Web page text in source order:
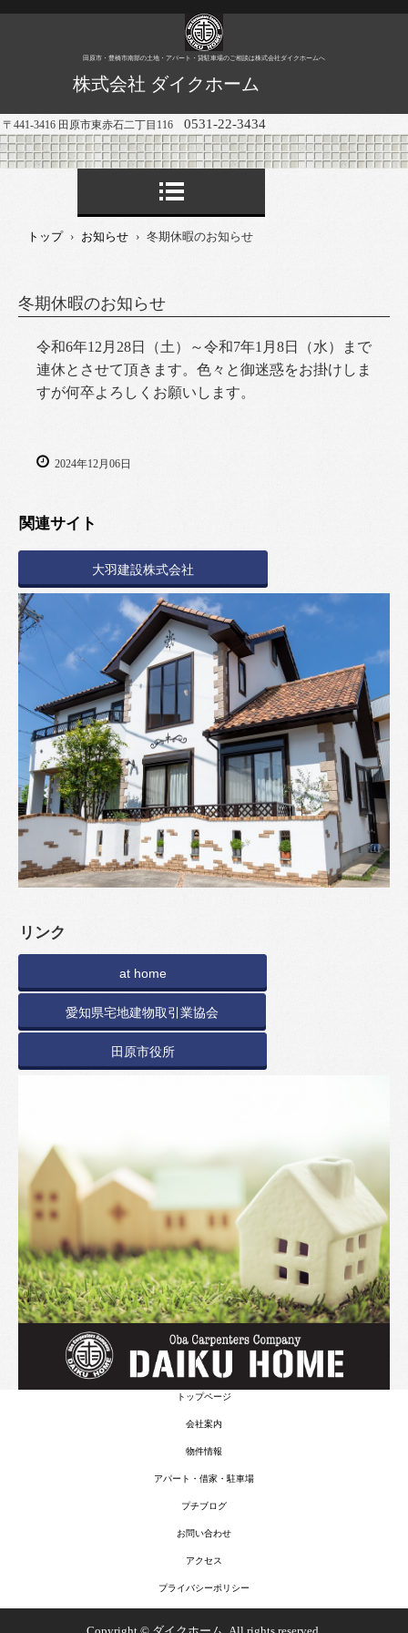
田原市・豊橋市南部の土地・アパート・貸駐車場のご相談は株式会社ダイクホームへ
株式会社 ダイクホーム
〒441-3416 田原市東赤石二丁目116 0531-22-3434
トップ › お知らせ › 冬期休暇のお知らせ
冬期休暇のお知らせ
令和6年12月28日（土）～令和7年1月8日（水）まで
連休とさせて頂きます。色々と御迷惑をお掛けしま
すが何卒よろしくお願いします。
2024年12月06日
関連サイト
大羽建設株式会社
リンク
at home
愛知県宅地建物取引業協会
田原市役所
トップページ
会社案内
物件情報
アパート・借家・駐車場
プチブログ
お問い合わせ
アクセス
プライバシーポリシー